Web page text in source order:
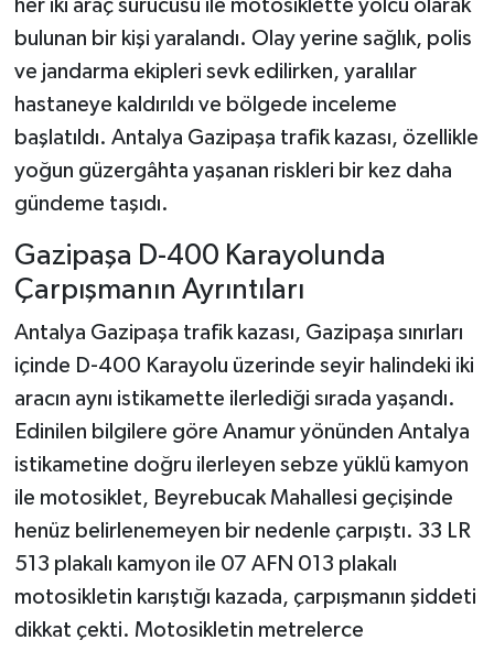
her iki araç sürücüsü ile motosiklette yolcu olarak
bulunan bir kişi yaralandı. Olay yerine sağlık, polis
ve jandarma ekipleri sevk edilirken, yaralılar
hastaneye kaldırıldı ve bölgede inceleme
başlatıldı. Antalya Gazipaşa trafik kazası, özellikle
yoğun güzergâhta yaşanan riskleri bir kez daha
gündeme taşıdı.
Gazipaşa D-400 Karayolunda
Çarpışmanın Ayrıntıları
Antalya Gazipaşa trafik kazası, Gazipaşa sınırları
içinde D-400 Karayolu üzerinde seyir halindeki iki
aracın aynı istikamette ilerlediği sırada yaşandı.
Edinilen bilgilere göre Anamur yönünden Antalya
istikametine doğru ilerleyen sebze yüklü kamyon
ile motosiklet, Beyrebucak Mahallesi geçişinde
henüz belirlenemeyen bir nedenle çarpıştı. 33 LR
513 plakalı kamyon ile 07 AFN 013 plakalı
motosikletin karıştığı kazada, çarpışmanın şiddeti
dikkat çekti. Motosikletin metrelerce